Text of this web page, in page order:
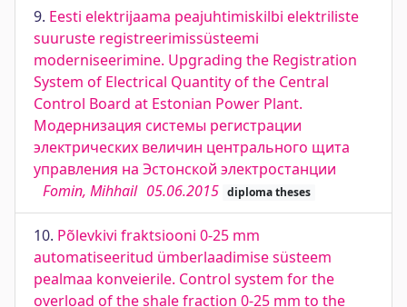
9. Eesti elektrijaama peajuhtimiskilbi elektriliste
suuruste registreerimissüsteemi
moderniseerimine. Upgrading the Registration
System of Electrical Quantity of the Central
Control Board at Estonian Power Plant.
Модернизация системы регистрации
электрических величин центрального щита
управления на Эстонской электростанции
Fomin, Mihhail 05.06.2015 diploma theses
10. Põlevkivi fraktsiooni 0-25 mm
automatiseeritud ümberlaadimise süsteem
pealmaa konveierile. Сontrol system for the
overload of the shale fraction 0-25 mm to the